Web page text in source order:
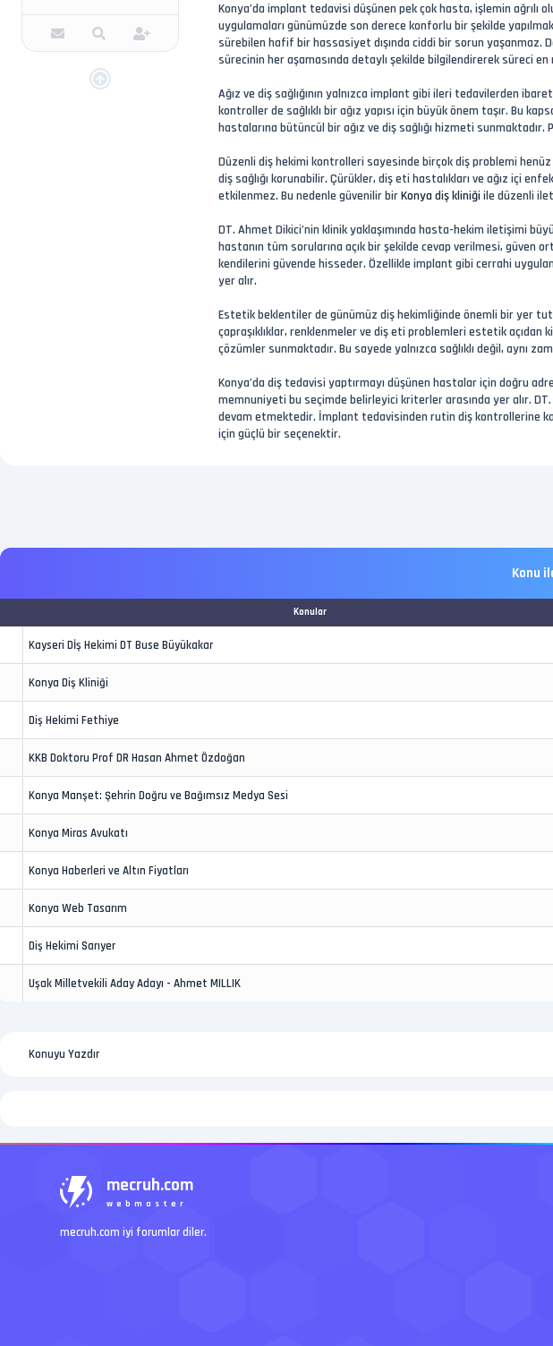
Konya’da implant tedavisi düşünen pek çok hasta, işlemin ağrılı
uygulamaları günümüzde son derece konforlu bir şekilde
sürebilen hafif bir hassasiyet dışında ciddi bir sorun yaşanmaz.
sürecinin her aşamasında detaylı şekilde bilgilendirerek süreci
Ağız ve diş sağlığının yalnızca implant gibi ileri tedavilerden
kontroller de sağlıklı bir ağız yapısı için büyük önem taşır. Bu
hastalarına bütüncül bir ağız ve diş sağlığı hizmeti
Düzenli diş hekimi kontrolleri sayesinde birçok diş problemi
diş sağlığı korunabilir. Çürükler, diş eti hastalıkları ve ağız içi
etkilenmez. Bu nedenle güvenilir birKonya diş kliniği ile düzenli
DT. Ahmet Dikici’nin klinik yaklaşımında hasta-hekim iletişimi
hastanın tüm sorularına açık bir şekilde cevap verilmesi, güven
kendilerini güvende hisseder. Özellikle implant gibi cerrahi
yer alır.
Estetik beklentiler de günümüz diş hekimliğinde önemli bir yer
çapraşıklıklar, renklenmeler ve diş eti problemleri estetik
çözümler sunmaktadır. Bu sayede yalnızca sağlıklı değil, aynı
Konya’da diş tedavisi yaptırmayı düşünen hastalar için doğru
memnuniyeti bu seçimde belirleyici kriterler arasında yer alır.
devam etmektedir. İmplant tedavisinden rutin diş kontrollerine
için güçlü bir seçenektir.
Konu
Konular
Kayseri Dİş Hekimi DT Buse Büyükakar
Konya Diş Kliniği
Diş Hekimi Fethiye
KKB Doktoru Prof DR Hasan Ahmet Özdoğan
Konya Manşet: Şehrin Doğru ve Bağımsız Medya Sesi
Konya Miras Avukatı
Konya Haberleri ve Altın Fiyatları
Konya Web Tasarım
Diş Hekimi Sarıyer
Uşak Milletvekili Aday Adayı - Ahmet MILLIK
Konuyu Yazdır
mecruh.com
webmaster
mecruh.com iyi forumlar diler.